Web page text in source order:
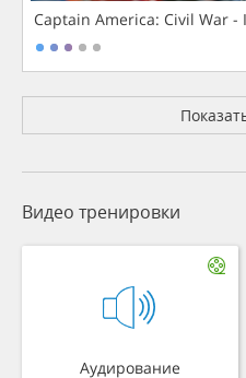
Captain America: Civil War
Видео тренировки
Аудирование